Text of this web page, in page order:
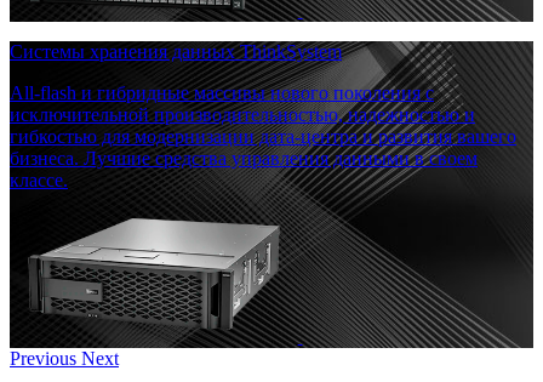
Системы хранения данных ThinkSystem
All-flash и гибридные массивы нового поколения с
исключительной производительностью, надежностью и
гибкостью для модернизации дата-центра и развития вашего
бизнеса. Лучшие средства управления данными в своем
классе.
Previous Next